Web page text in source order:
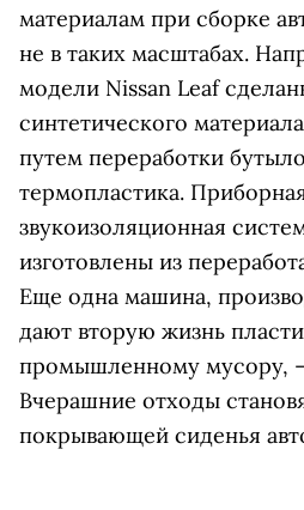
материалам при сборке
не в таких масштабах.
модели Nissan Leaf
синтетического
путем переработки
термопластика.
звукоизоляционная
изготовлены из
Еще одна машина,
дают вторую жизнь
промышленному мусору,
Вчерашние отходы
покрывающей сиденья